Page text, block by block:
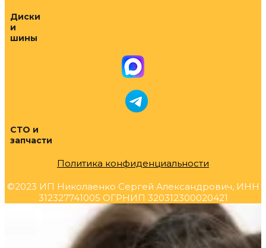
Диски
и
шины
СТО и
запчасти
Политика конфиденциальности
©2023 ИП Николаенко Сергей Александрович, ИНН
312327741005 ОГРНИП 320312300020421